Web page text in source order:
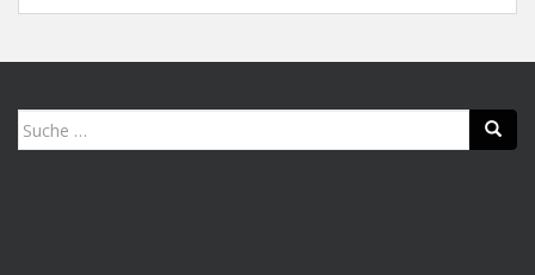
Suche
nach: